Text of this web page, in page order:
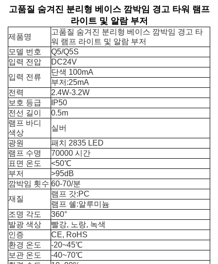
고품질 숨겨진 분리형 베이스 깜박임 경고 타워 램프
라이트 및 알람 부저
제품명
고품질 숨겨진 분리형 베이스 깜박임 경고 타
워 램프 라이트 및 알람 부저
모델 번호
Q5/Q5S
입력 전압
DC24V
입력 전류
단색 100mA
부저:25mA
전력
2.4W-3.2W
보호 등급
IP50
전선 길이
0.5m
램프 바디
색상
실버
광원
패치 2835 LED
램프 수명
70000 시간
표면 온도
<50℃
부저
>95dB
깜박임 횟수 60-70/분
재질
램프 갓:PC
램프 쉘:알루미늄
조명 각도
360°
발광 색상
빨강, 노랑, 녹색
인증
CE, RoHS
환경 온도
-20~45℃
보관 온도
-40~70℃